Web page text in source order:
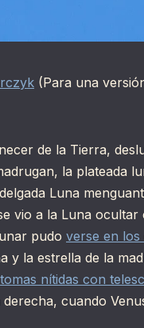
(Para una
de la Tierra,
la plateada
Luna
vio a la Luna
pudo verse en los
y la estrella de la
tomas nítidas con
cuando